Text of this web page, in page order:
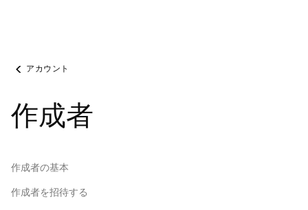
アカウント
作成者
作成者の基本
作成者を招待する